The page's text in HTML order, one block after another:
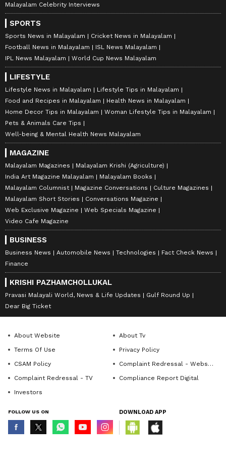
Malayalam Celebrity Interviews
SPORTS
Sports News in Malayalam
Cricket News in Malayalam
Football News in Malayalam
ISL News Malayalam
IPL News Malayalam
World Cup News Malayalam
LIFESTYLE
Lifestyle News in Malayalam
Lifestyle Tips in Malayalam
Food and Recipes in Malayalam
Health News in Malayalam
Home Decor Tips in Malayalam
Woman Lifestyle Tips in Malayalam
Pets & Animals Care Tips
Well-being & Mental Health News Malayalam
MAGAZINE
Malayalam Magazines
Malayalam Krishi (Agriculture)
India Art Magazine Malayalam
Malayalam Books
Malayalam Columnist
Magazine Conversations
Culture Magazines
Malayalam Short Stories
Conversations Magazine
Web Exclusive Magazine
Web Specials Magazine
Video Cafe Magazine
BUSINESS
Business News Automobile News Technologies
Fact Check News
Finance
KRISHI PAZHAMCHOLLUKAL
Pravasi Malayali World, News & Life Updates
Gulf Round Up
Dear Big Ticket
About Website
About Tv
Terms Of Use
Privacy Policy
CSAM Policy
Complaint Redressal - Website
Complaint Redressal - TV
Compliance Report Digital
Investors
FOLLOW US ON DOWNLOAD APP